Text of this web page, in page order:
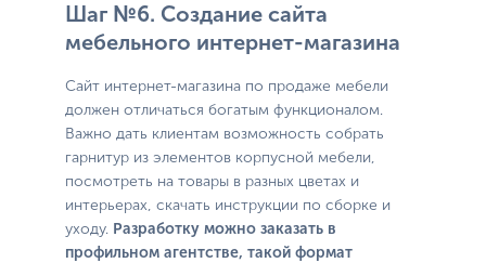
Шаг №6. Создание сайта
мебельного интернет-магазина
Сайт интернет-магазина по продаже мебели
должен отличаться богатым функционалом.
Важно дать клиентам возможность собрать
гарнитур из элементов корпусной мебели,
посмотреть на товары в разных цветах и
интерьерах, скачать инструкции по сборке и
уходу. Разработку можно заказать в
профильном агентстве, такой формат